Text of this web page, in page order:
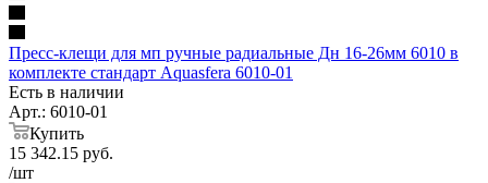
Пресс-клещи для мп ручные радиальные Дн 16-26мм 6010 в
комплекте стандарт Aquasfera 6010-01
Есть в наличии
Арт.: 6010-01
Купить
15 342.15 руб.
/шт